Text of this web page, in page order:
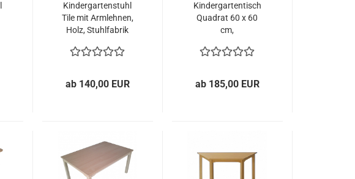
Kindergartenstuhl
Tile mit Armlehnen,
Holz, Stuhlfabrik
ab 140,00 EUR
Kindergartentisch
Quadrat 60 x 60
cm,
ab 185,00 EUR